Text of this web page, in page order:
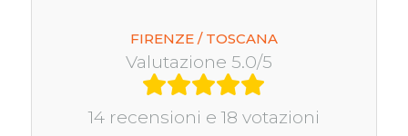
FIRENZE / TOSCANA
Valutazione 5.0/5
14 recensioni e 18 votazioni